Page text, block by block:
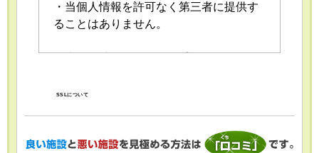
・当個人情報を許可なく第三者に提供す
ることはありません。
おける個人情報の安全管理が図られるよ
SSLについて